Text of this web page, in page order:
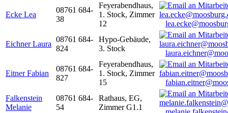
Ecke Lea
08761 684-
38
Feyerabendhaus,
1. Stock, Zimmer
12
Eichner Laura
08761 684-
824
Hypo-Gebäude,
3. Stock
Eitner Fabian
08761 684-
827
Feyerabendhaus,
1. Stock, Zimmer
15
Falkenstein
Melanie
08761 684-
54
Rathaus, EG,
Zimmer G1.1